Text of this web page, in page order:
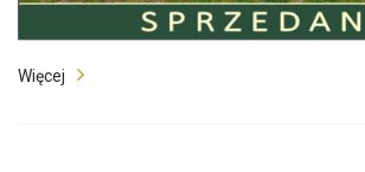
Więcej